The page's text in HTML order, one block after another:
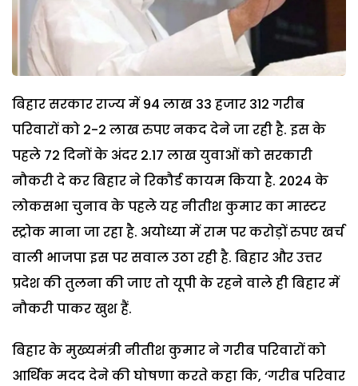
बिहार सरकार राज्य में 94 लाख 33 हजार 312 गरीब
परिवारों को 2-2 लाख रुपए नकद देने जा रही है. इस के
पहले 72 दिनों के अंदर 2.17 लाख युवाओं को सरकारी
नौकरी दे कर बिहार ने रिकौर्ड कायम किया है. 2024 के
लोकसभा चुनाव के पहले यह नीतीश कुमार का मास्टर
स्ट्रोक माना जा रहा है. अयोध्या में राम पर करोड़ों रुपए खर्च
वाली भाजपा इस पर सवाल उठा रही है. बिहार और उत्तर
प्रदेश की तुलना की जाए तो यूपी के रहने वाले ही बिहार में
नौकरी पाकर खुश हैं.
बिहार के मुख्यमंत्री नीतीश कुमार ने गरीब परिवारों को
आर्थिक मदद देने की घोषणा करते कहा कि, ‘गरीब परिवार